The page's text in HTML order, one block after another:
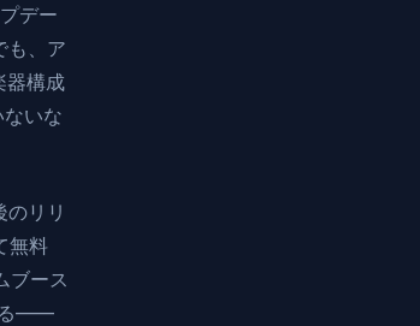
デー
も、ア
器構成
いな
リリ
無料
ブース
る——